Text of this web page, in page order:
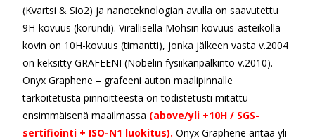
(Kvartsi & Sio2) ja nanoteknologian avulla on saavutettu
9H-kovuus (korundi). Virallisella Mohsin kovuus-asteikolla
kovin on 10H-kovuus (timantti), jonka jälkeen vasta v.2004
on keksitty GRAFEENI (Nobelin fysiikanpalkinto v.2010).
Onyx Graphene – grafeeni auton maalipinnalle
tarkoitetusta pinnoitteesta on todistetusti mitattu
ensimmäisenä maailmassa (above/yli +10H / SGS-
sertifiointi + ISO-N1 luokitus). Onyx Graphene antaa yli